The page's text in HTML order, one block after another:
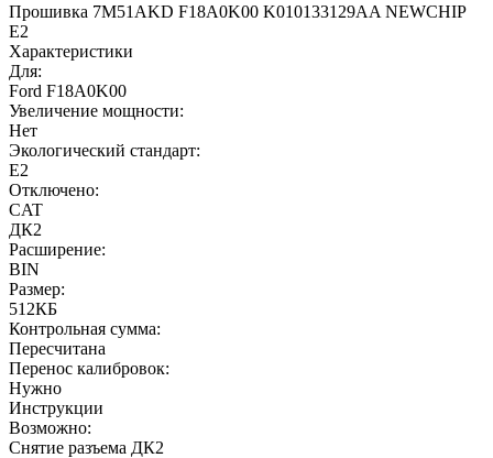
Прошивка 7M51AKD F18A0K00 K010133129AA NEWCHIP
E2
Характеристики
Для:
Ford F18A0K00
Увеличение мощности:
Нет
Экологический стандарт:
E2
Отключено:
CAT
ДК2
Расширение:
BIN
Размер:
512КБ
Контрольная сумма:
Пересчитана
Перенос калибровок:
Нужно
Инструкции
Возможно:
Снятие разъема ДК2